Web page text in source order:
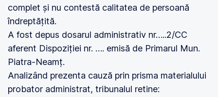
complet și nu contestă calitatea de persoană
îndreptățită.
A fost depus dosarul administrativ nr…..2/CC
aferent Dispoziției nr. …. emisă de Primarul Mun.
Piatra-Neamț.
Analizând prezenta cauză prin prisma materialului
probator administrat, tribunalul retine: